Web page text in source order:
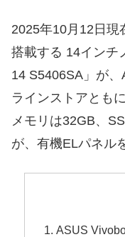
2025年10月12日現
搭載する 14インチ
14 S5406SA」が
ラインストアとも
メモリは32GB、
が、有機ELパネル
ASUS